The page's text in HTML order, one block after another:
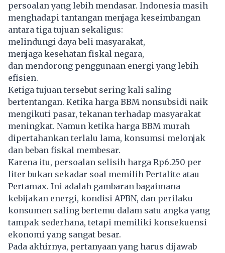
persoalan yang lebih mendasar. Indonesia masih
menghadapi tantangan menjaga keseimbangan
antara tiga tujuan sekaligus:
melindungi daya beli masyarakat,
menjaga kesehatan fiskal negara,
dan mendorong penggunaan energi yang lebih
efisien.
Ketiga tujuan tersebut sering kali saling
bertentangan. Ketika harga BBM nonsubsidi naik
mengikuti pasar, tekanan terhadap masyarakat
meningkat. Namun ketika harga BBM murah
dipertahankan terlalu lama, konsumsi melonjak
dan beban fiskal membesar.
Karena itu, persoalan selisih harga Rp6.250 per
liter bukan sekadar soal memilih Pertalite atau
Pertamax. Ini adalah gambaran bagaimana
kebijakan energi, kondisi APBN, dan perilaku
konsumen saling bertemu dalam satu angka yang
tampak sederhana, tetapi memiliki konsekuensi
ekonomi yang sangat besar.
Pada akhirnya, pertanyaan yang harus dijawab